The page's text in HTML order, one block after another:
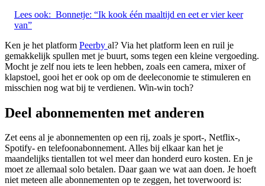
Lees ook: Bonnetje: “Ik kook één maaltijd en eet er vier keer
van”
Ken je het platform Peerby al? Via het platform leen en ruil je
gemakkelijk spullen met je buurt, soms tegen een kleine vergoeding.
Mocht je zelf nou iets te leen hebben, zoals een camera, mixer of
klapstoel, gooi het er ook op om de deeleconomie te stimuleren en
misschien nog wat bij te verdienen. Win-win toch?
Deel abonnementen met anderen
Zet eens al je abonnementen op een rij, zoals je sport-, Netflix-,
Spotify- en telefoonabonnement. Alles bij elkaar kan het je
maandelijks tientallen tot wel meer dan honderd euro kosten. En je
moet ze allemaal solo betalen. Daar gaan we wat aan doen. Je hoeft
niet meteen alle abonnementen op te zeggen, het toverwoord is: